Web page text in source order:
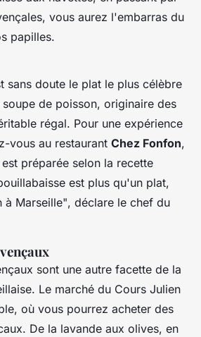
vous aurez l'embarras du
papilles.
sans doute le plat le plus célèbre
de poisson, originaire des
régal. Pour une expérience
vous au restaurant Chez Fonfon,
préparée selon la recette
est plus qu'un plat,
à Marseille", déclare le chef du
sont une autre facette de la
Le marché du Cours Julien
où vous pourrez acheter des
De la lavande aux olives, en